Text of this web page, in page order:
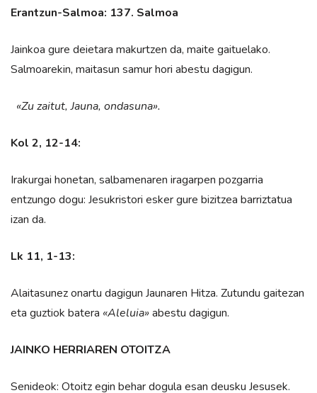
Erantzun-Salmoa: 137. Salmoa
Jainkoa gure deietara makurtzen da, maite gaituelako.
Salmoarekin, maitasun samur hori abestu dagigun.
«Zu zaitut, Jauna, ondasuna».
Kol 2, 12-14:
Irakurgai honetan, salbamenaren iragarpen pozgarria
entzungo dogu: Jesukristori esker gure bizitzea barriztatua
izan da.
Lk 11, 1-13:
Alaitasunez onartu dagigun Jaunaren Hitza. Zutundu gaitezan
eta guztiok batera «Aleluia»abestu dagigun.
JAINKO HERRIAREN OTOITZA
Senideok: Otoitz egin behar dogula esan deusku Jesusek.